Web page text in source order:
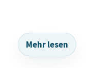
Mehr lesen